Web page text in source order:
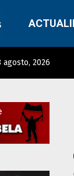
agosto, 2026